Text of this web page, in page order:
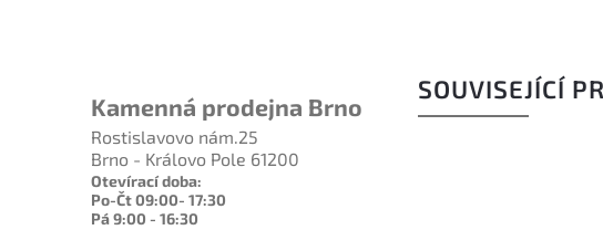
Kamenná prodejna Brno
Rostislavovo nám.25
Brno - Královo Pole 61200
Otevírací doba:
Po-Čt 09:00- 17:30
Pá 9:00 - 16:30
SOUVISEJÍCÍ